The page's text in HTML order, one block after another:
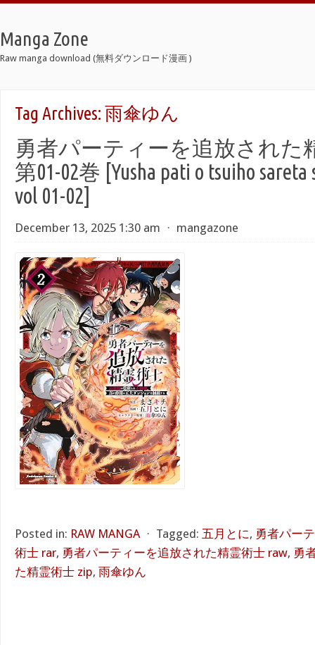
Manga Zone
Raw manga download (無料ダウンロード漫画 )
Tag Archives: 雨傘ゆん
勇者パーティーを追放された
第01-02巻 [Yusha pati o tsuiho sareta
vol 01-02]
December 13, 2025 1:30 am ⋅ mangazone
Posted in: RAW MANGA ⋅ Tagged: 五月とに, 勇者パー
術士 rar, 勇者パーティーを追放された精霊術士 raw, 勇
た精霊術士 zip, 雨傘ゆん